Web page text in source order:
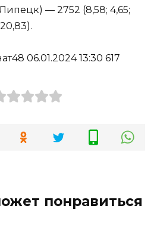
— 2752 (8,58; 4,65;
06.01.2024 13:30 617
понравиться